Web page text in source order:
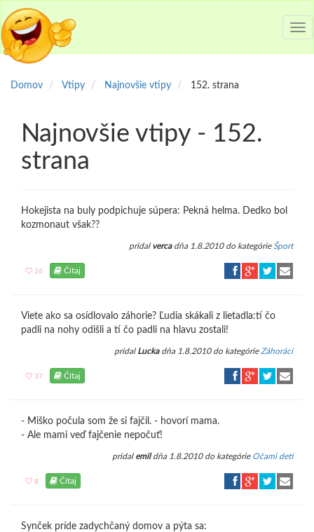
Domov Vtipy Najnovšie vtipy 152. strana
Najnovšie vtipy - 152.
strana
Hokejista na buly podpichuje súpera: Pekná helma. Dedko bol
kozmonaut však??
pridal vercadňa 1.8.2010 do kategórie Šport
26 Čítaj
Viete ako sa osídlovalo záhorie? Ľudia skákali z lietadla:tí čo
padli na nohy odišli a tí čo padli na hlavu zostali!
pridal Luckadňa 1.8.2010 do kategórie Záhoráci
37 Čítaj
- Miško počula som že si fajčil. - hovorí mama.
- Ale mami veď fajčenie nepočuť!
pridal emildňa 1.8.2010 do kategórie Očami detí
8 Čítaj
Synček príde zadychčaný domov a pýta sa: